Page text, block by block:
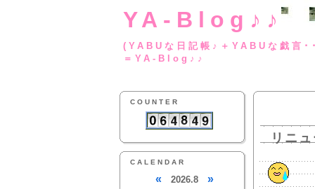
YA-Blog♪♪
(YABUな日記帳♪
＝YA-Blog♪♪
COUNTER
CALENDAR
« 2026.8 »
リニ